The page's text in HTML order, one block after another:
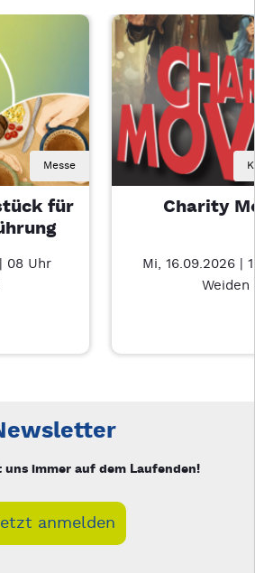
Messe
für
08 Uhr
Charity
Mi, 16.09.2026 |
Weiden
uns immer auf dem Laufenden!
anmelden